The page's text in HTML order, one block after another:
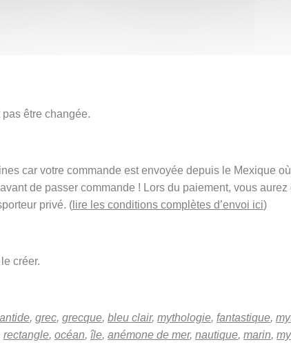
être changée.
car votre commande est envoyée depuis le Mexique
de passer commande ! Lors du paiement, vous aurez
privé. ( lire les conditions complètes d’envoi ici)
créer.
, grec, grecque, bleu clair, mythologie, fantastique,
rectangle, océan, île, anémone de mer, nautique, marin,